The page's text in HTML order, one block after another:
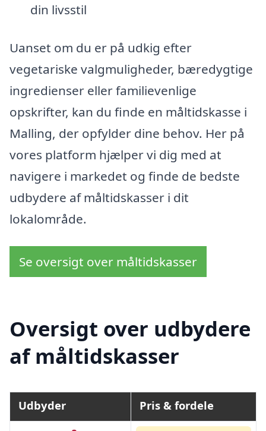
din livsstil
Uanset om du er på udkig efter
vegetariske valgmuligheder, bæredygtige
ingredienser eller familievenlige
opskrifter, kan du finde en måltidskasse i
Malling, der opfylder dine behov. Her på
vores platform hjælper vi dig med at
navigere i markedet og finde de bedste
udbydere af måltidskasser i dit
lokalområde.
Se oversigt over måltidskasser
Oversigt over udbydere
af måltidskasser
Udbyder Pris & fordele